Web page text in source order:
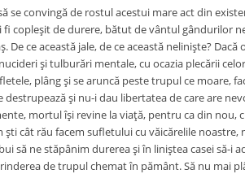
convingă de rostul acestui mare act din
copleșit de durere, bătut de vântul gândurilor
ce această jale, de ce această neliniște? Dacă
și tulburări mentale, cu ocazia plecării
plâng și se aruncă peste trupul ce moare,
și nu-i dau libertatea de care are
mortul își revine la viață, pentru ca din nou,
cât rău facem sufletului cu văicărelile noastre,
să ne stăpânim durerea și în liniștea casei să-i
de trupul chemat în pământ. Să nu mai